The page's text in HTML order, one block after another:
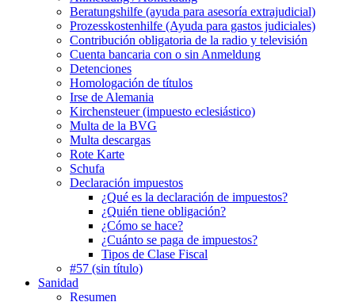
Beratungshilfe (ayuda para asesoría extrajudicial)
Prozesskostenhilfe (Ayuda para gastos judiciales)
Contribución obligatoria de la radio y televisión
Cuenta bancaria con o sin Anmeldung
Detenciones
Homologación de títulos
Irse de Alemania
Kirchensteuer (impuesto eclesiástico)
Multa de la BVG
Multa descargas
Rote Karte
Schufa
Declaración impuestos
¿Qué es la declaración de impuestos?
¿Quién tiene obligación?
¿Cómo se hace?
¿Cuánto se paga de impuestos?
Tipos de Clase Fiscal
#57 (sin título)
Sanidad
Resumen